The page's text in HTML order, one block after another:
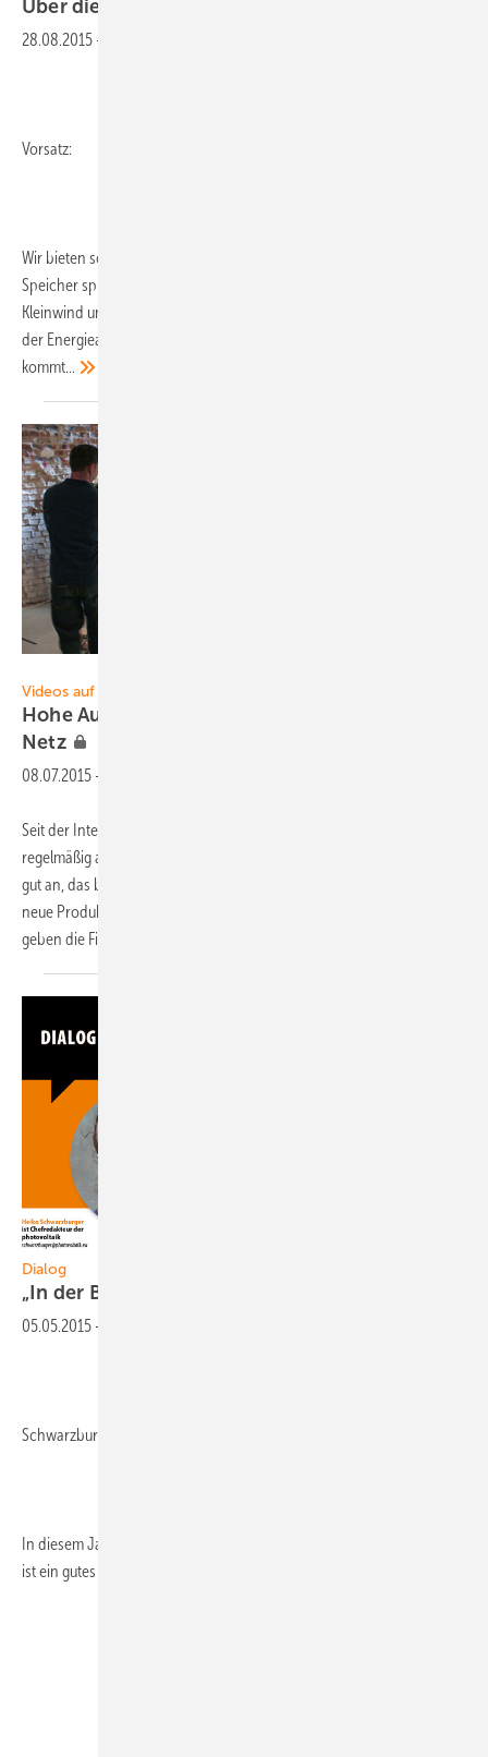
Über die Grenzen der Branchen
28.08.2015 -
Vorsatz:
Wir bieten schon lange mehr als Informationen rund um Solarstrom.
Speicher spielen mittlerweile eine zentrale Rolle. Dazu kommen
Kleinwind und Wärmepumpen. Wie ein roter Faden zieht sich die Idee
der Energieautarkie durch all diese Themen. Mobilen Stromspeichern
kommt...
Videos auf www.photovoltaik.eu
Hohe Aufmerksamkeit in der Branche und im
Netz
08.07.2015 -
Seit der Intersolar präsentiert die Redaktion der photovoltaik
regelmäßig aktuelle Videos. Die Mischung kommt bei den Nutzern sehr
gut an, das belegen die hohen Klickzahlen. In den Videos werden
neue Produkte und innovative Dienstleistungen vorgestellt. Zudem
geben die Filmbeiträge Hinweise
Dialog
„In der Branche keimt neuer
05.05.2015 -
Schwarzburger:
In diesem Jahr zeigt die Intersolar besonders viele Innovationen. Das
ist ein gutes Zeichen.